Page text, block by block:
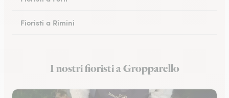
Fioristi a Rimini
Fioristi a Faenza
I nostri fioristi a Gropparello